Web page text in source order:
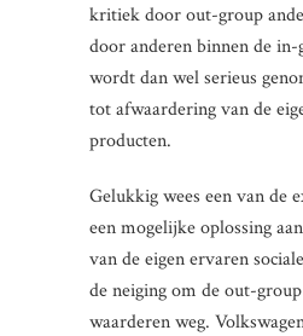
kritiek door out-group
door anderen binnen de
wordt dan wel serieus
tot afwaardering van de
producten.
Gelukkig wees een van de
een mogelijke oplossing
van de eigen ervaren
de neiging om de out-
waarderen weg.